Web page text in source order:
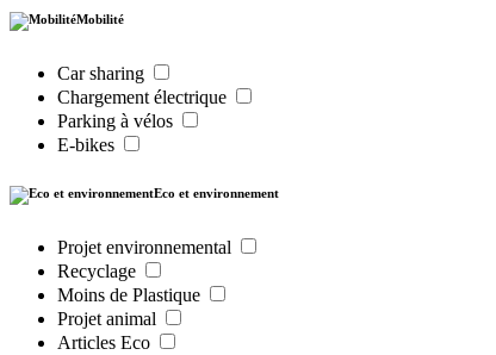
Mobilité
Car sharing
Chargement électrique
Parking à vélos
E-bikes
Eco et environnement
Projet environnemental
Recyclage
Moins de Plastique
Projet animal
Articles Eco